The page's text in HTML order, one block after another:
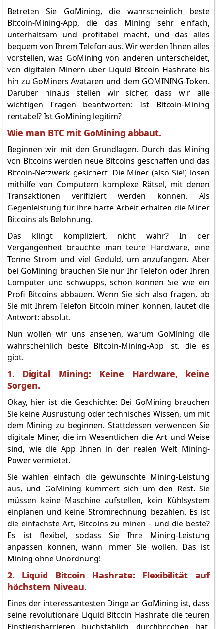
Betreten Sie GoMining, die wahrscheinlich beste
Bitcoin-Mining-App, die das Mining sehr einfach,
unterhaltsam und profitabel macht, und das alles
bequem von Ihrem Telefon aus. Wir werden Ihnen alles
vorstellen, was GoMining von anderen unterscheidet,
von digitalen Minern über Liquid Bitcoin Hashrate bis
hin zu GoMiners Avataren und dem GOMINING-Token.
Darüber hinaus stellen wir sicher, dass wir alle
wichtigen Fragen beantworten: Ist Bitcoin-Mining
rentabel? Ist GoMining legitim?
Wie man BTC mit GoMining abbaut.
Beginnen wir mit den Grundlagen. Durch das Mining
von Bitcoins werden neue Bitcoins geschaffen und das
Bitcoin-Netzwerk gesichert. Die Miner (also Sie!) lösen
mithilfe von Computern komplexe Rätsel, mit denen
Transaktionen verifiziert werden können. Als
Gegenleistung für ihre harte Arbeit erhalten die Miner
Bitcoins als Belohnung.
Das klingt kompliziert, nicht wahr? In der
Vergangenheit brauchte man teure Hardware, eine
Tonne Strom und viel Geduld, um anzufangen. Aber
bei GoMining brauchen Sie nur Ihr Telefon oder Ihren
Computer und schwupps, schon können Sie wie ein
Profi Bitcoins abbauen. Wenn Sie sich also fragen, ob
Sie mit Ihrem Telefon Bitcoin minen können, lautet die
Antwort: absolut.
Nun wollen wir uns ansehen, warum GoMining die
wahrscheinlich beste Bitcoin-Mining-App ist, die es
gibt.
1. Digital Mining: Keine Hardware, keine
Sorgen.
Okay, hier ist die Geschichte: Bei GoMining brauchen
Sie keine Ausrüstung oder technisches Wissen, um mit
dem Mining zu beginnen. Stattdessen verwenden Sie
digitale Miner, die im Wesentlichen die Art und Weise
sind, wie die App Ihnen in der realen Welt Mining-
Power vermietet.
Sie wählen einfach die gewünschte Mining-Leistung
aus, und GoMining kümmert sich um den Rest. Sie
müssen keine Maschine aufstellen, kein Kühlsystem
einplanen und keine Stromrechnung bezahlen. Es ist
die einfachste Art, Bitcoins zu minen - und die beste?
Es ist flexibel, sodass Sie Ihre Mining-Leistung
anpassen können, wann immer Sie wollen. Das ist
Mining ohne Unordnung!
2. Liquid Bitcoin Hashrate: Flexibilität auf
höchstem Niveau.
Eines der interessantesten Dinge an GoMining ist, dass
seine revolutionäre Liquid Bitcoin Hashrate die teuren
Einstiegsbarrieren buchstäblich durchbrochen hat,